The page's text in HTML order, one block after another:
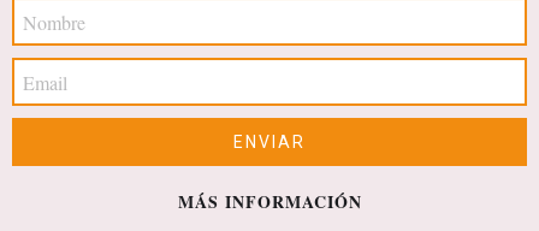
MÁS INFORMACIÓN